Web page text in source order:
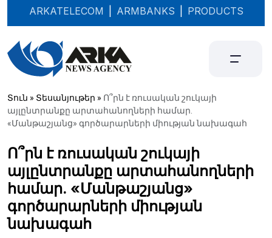
ARKATELECOM ARMBANKS PRODUCTS
Տուն » Տեսանյութեր » Ո՞րն է ռուսական շուկայի
այլընտրանքը արտահանողների համար.
«Մանթաշյանց» գործարարների միության նախագահ
Ո՞րն է ռուսական շուկայի
այլընտրանքը արտահանողների
համար. «Մանթաշյանց»
գործարարների միության
նախագահ